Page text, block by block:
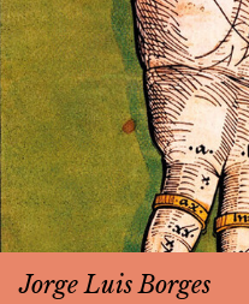
Jorge Luis Borges